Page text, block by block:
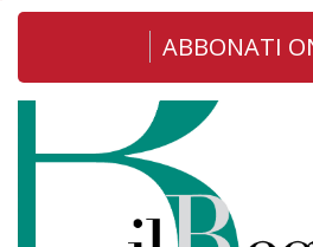
ABBONATI